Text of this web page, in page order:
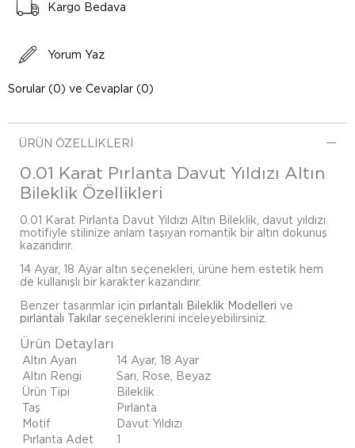
Kargo Bedava
Yorum Yaz
Sorular (0) ve Cevaplar (0)
ÜRÜN ÖZELLIKLERI
0.01 Karat Pırlanta Davut Yıldızı Altın
Bileklik Özellikleri
0.01 Karat Pırlanta Davut Yıldızı Altın Bileklik, davut yıldızı
motifiyle stilinize anlam taşıyan romantik bir altın dokunuş
kazandırır.
14 Ayar, 18 Ayar altın seçenekleri, ürüne hem estetik hem
de kullanışlı bir karakter kazandırır.
Benzer tasarımlar için pırlantalı Bileklik Modelleri ve
pırlantalı Takılar seçeneklerini inceleyebilirsiniz.
Ürün Detayları
Altın Ayarı
14 Ayar, 18 Ayar
Altın Rengi
Sarı, Rose, Beyaz
Ürün Tipi
Bileklik
Taş
Pırlanta
Motif
Davut Yıldızı
Pırlanta Adet
1